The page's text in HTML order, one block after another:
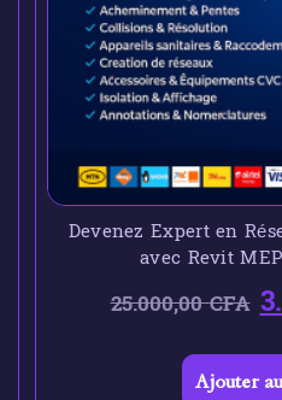
Devenez Expert en
avec Revit
25.000,00CFA
Ajouter